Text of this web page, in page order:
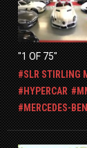
"1 OF 75"
SLR STIRLING
HYPERCAR
​MERCEDES-